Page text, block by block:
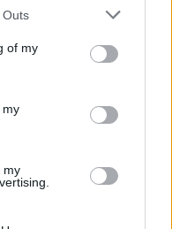
Outs
of my
my
my
00:00:57
temperatūra kils iki